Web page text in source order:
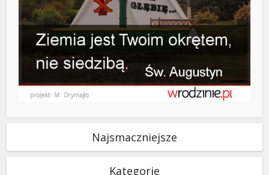
Najsmaczniejsze
Kategorie